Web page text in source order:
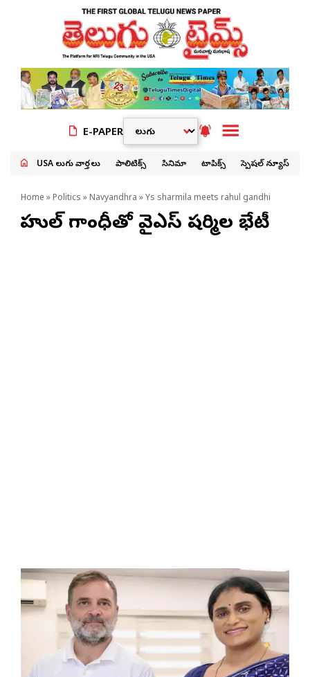
E-PAPER
USA తెలుగు వార్తలు పాలిటిక్స్ సినిమా టాపిక్స్ స్పెషల్ న్యూస్
Home » Politics » Navyandhra » Ys sharmila meets rahul gandhi
రాహుల్ గాంధీతో వైఎస్ షర్మిల భేటీ